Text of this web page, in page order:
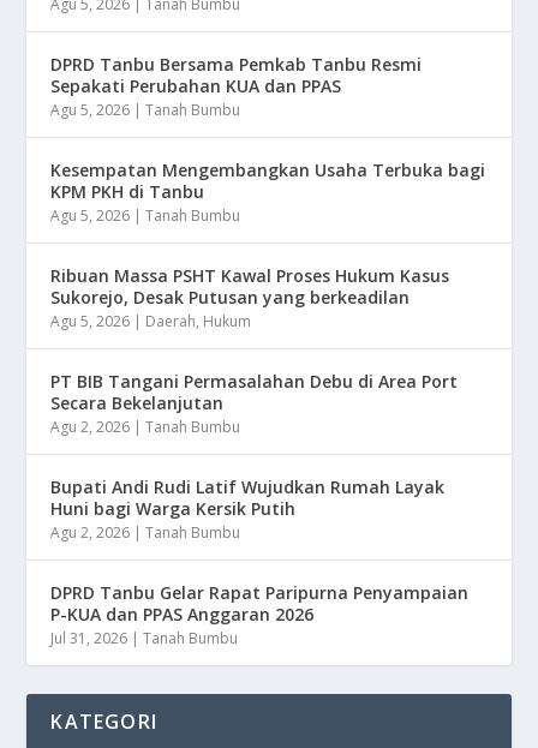
Agu 5, 2026 |Tanah Bumbu
DPRD Tanbu Bersama Pemkab Tanbu Resmi
Sepakati Perubahan KUA dan PPAS
Agu 5, 2026 |Tanah Bumbu
Kesempatan Mengembangkan Usaha Terbuka bagi
KPM PKH di Tanbu
Agu 5, 2026 |Tanah Bumbu
Ribuan Massa PSHT Kawal Proses Hukum Kasus
Sukorejo, Desak Putusan yang berkeadilan
Agu 5, 2026 | Daerah, Hukum
PT BIB Tangani Permasalahan Debu di Area Port
Secara Bekelanjutan
Agu 2, 2026 |Tanah Bumbu
Bupati Andi Rudi Latif Wujudkan Rumah Layak
Huni bagi Warga Kersik Putih
Agu 2, 2026 |Tanah Bumbu
DPRD Tanbu Gelar Rapat Paripurna Penyampaian
P-KUA dan PPAS Anggaran 2026
Jul 31, 2026 |Tanah Bumbu
KATEGORI